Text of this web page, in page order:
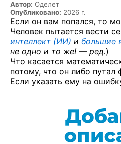
Автор: Оделет
Опубликовано: 2026 г.
Если он вам попался, то
Человек пытается вести
интеллект (ИИ) и большие
не одно и то же! — ред.)
Что касается
потому, что он либо путал
Если указать ему на